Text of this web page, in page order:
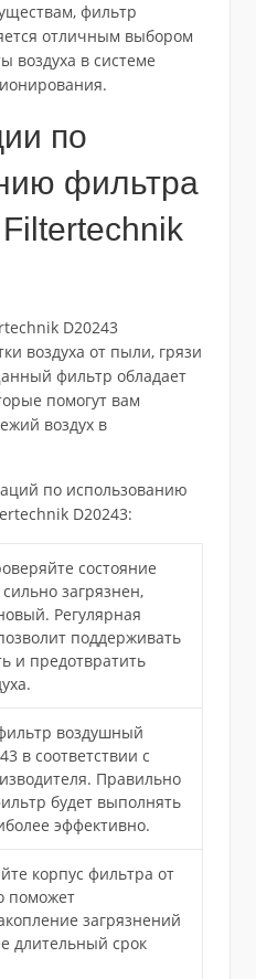
фильтр
отличным выбором
воздуха в системе
по
фильтра
D20243
воздуха от пыли, грязи
фильтр обладает
помогут вам
воздух в
по использованию
D20243:
состояние
загрязнен,
Регулярная
поддерживать
и предотвратить
воздушный
в соответствии с
Правильно
будет выполнять
эффективно.
корпус фильтра от
поможет
загрязнений
длительный срок